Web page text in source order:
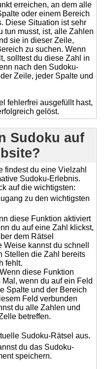
erreichen, an dem alle
oder einem Bereich
Diese Situation ist sehr
tun musst, ist, alle Zahlen
sie in dieser Zeile,
zu suchen. Wenn
solltest du diese Zahl in
nach den Sudoku-
Zeile, jeder Spalte und
fehlerfrei ausgefüllt hast,
gelöst.
Sudoku auf
findest du eine Vielzahl
Sudoku-Erlebnis.
auf die wichtigsten:
zu den wichtigsten
diese Funktion aktiviert
du auf eine Zahl klickst,
dem Rätsel
kannst du schnell
Stellen die Zahl bereits
fehlt.
diese Funktion
wenn du auf ein Feld
Spalte und der Bereich
Feld verbunden
du alle Zahlen und
betreffen.
Sudoku-Rätsel aus.
du das Sudoku-
speichern.